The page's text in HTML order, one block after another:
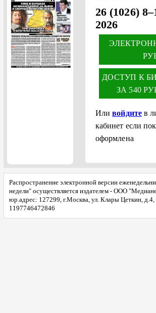
26 (1026)
2026
ДОСТУП К
ЗА 540
Иливойдитев
кабинет если
оформлена
Распространение электронной версии
недели" осуществляется издателем - ООО
юр.адрес: 127299, г.Москва, ул. Клары Цеткин,
1197746472846